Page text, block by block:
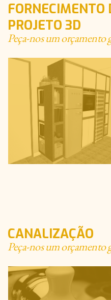
FORNECIMENTO
PROJETO 3D
Peça-nos um orçamento
CANALIZAÇÃO
Peça-nos um orçamento